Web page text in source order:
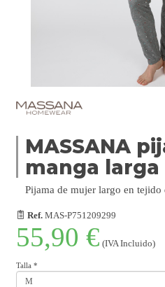
MASSANA
manga larga
Pijama de mujer largo en tejido
Ref. MAS-P751209299
55,90 € (IVA Incluido)
Talla *
M